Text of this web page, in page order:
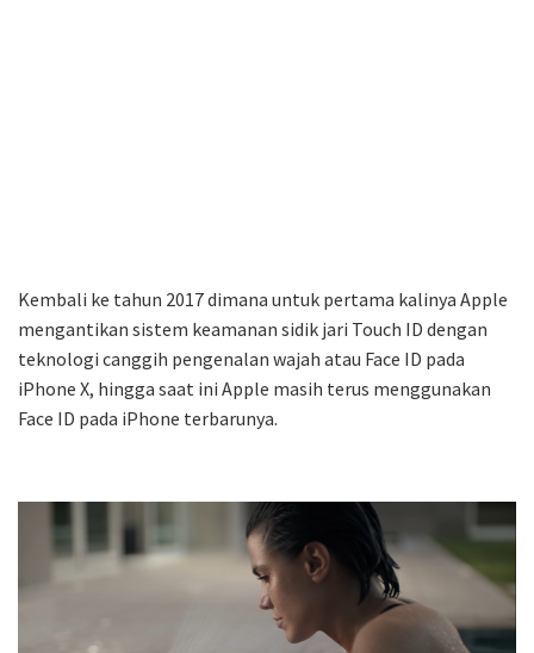
Kembali ke tahun 2017 dimana untuk pertama kalinya Apple
mengantikan sistem keamanan sidik jari Touch ID dengan
teknologi canggih pengenalan wajah atau Face ID pada
iPhone X, hingga saat ini Apple masih terus menggunakan
Face ID pada iPhone terbarunya.